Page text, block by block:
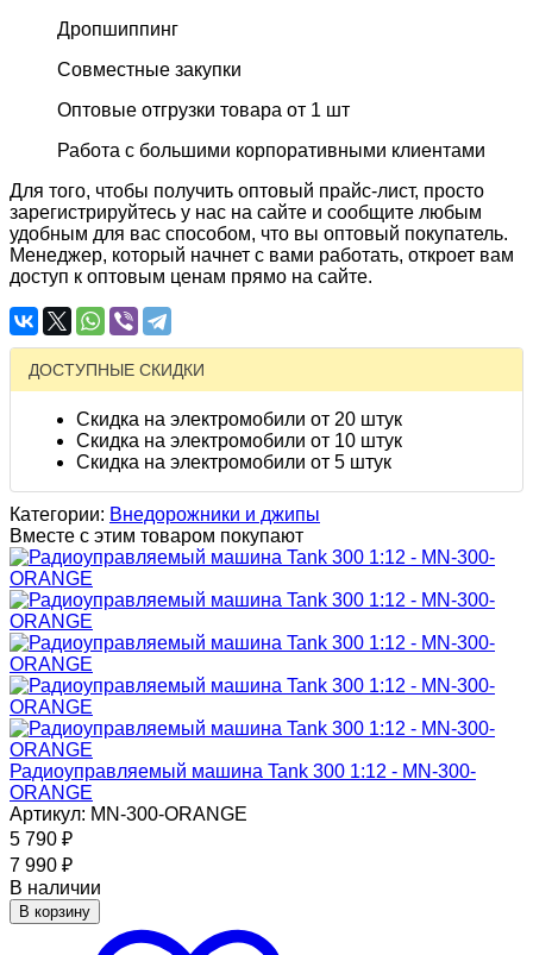
Дропшиппинг
Совместные закупки
Оптовые отгрузки товара от 1 шт
Работа с большими корпоративными клиентами
Для того, чтобы получить оптовый прайс-лист, просто
зарегистрируйтесь у нас на сайте и сообщите любым
удобным для вас способом, что вы оптовый покупатель.
Менеджер, который начнет с вами работать, откроет вам
доступ к оптовым ценам прямо на сайте.
ДОСТУПНЫЕ СКИДКИ
Скидка на электромобили от 20 штук
Скидка на электромобили от 10 штук
Скидка на электромобили от 5 штук
Категории: Внедорожники и джипы
Вместе с этим товаром покупают
Радиоуправляемый машина Tank 300 1:12 - MN-300-
ORANGE
Артикул: MN-300-ORANGE
5 790 ₽
7 990 ₽
В наличии
В корзину